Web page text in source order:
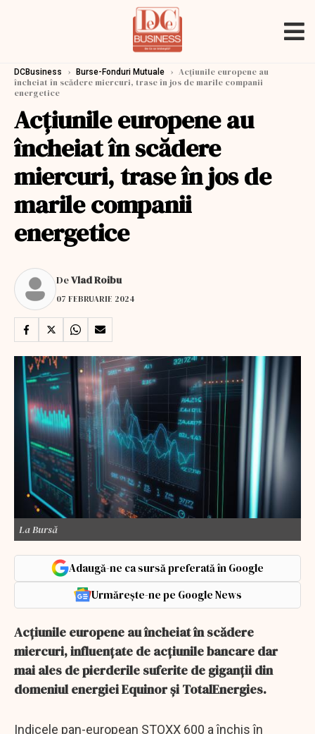
DCBusiness › Burse-Fonduri Mutuale › Acțiunile europene au
încheiat în scădere miercuri, trase în jos de marile companii
energetice
Acțiunile europene au
încheiat în scădere
miercuri, trase în jos de
marile companii
energetice
DeVlad Roibu
07 FEBRUARIE 2024
La Bursă
Adaugă-ne ca sursă preferată în Google
Urmărește-ne pe Google News
Acțiunile europene au încheiat în scădere
miercuri, influențate de acțiunile bancare dar
mai ales de pierderile suferite de giganții din
domeniul energiei Equinor și TotalEnergies.
Indicele pan-european STOXX 600 a închis în